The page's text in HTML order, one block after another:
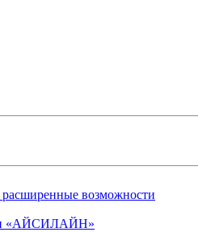
возможности
«АЙСИЛАЙН»